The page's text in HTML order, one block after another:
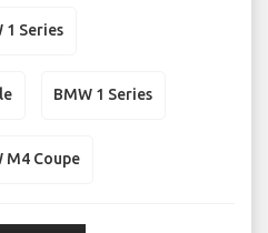
1 Series
BMW 1 Series
M4 Coupe